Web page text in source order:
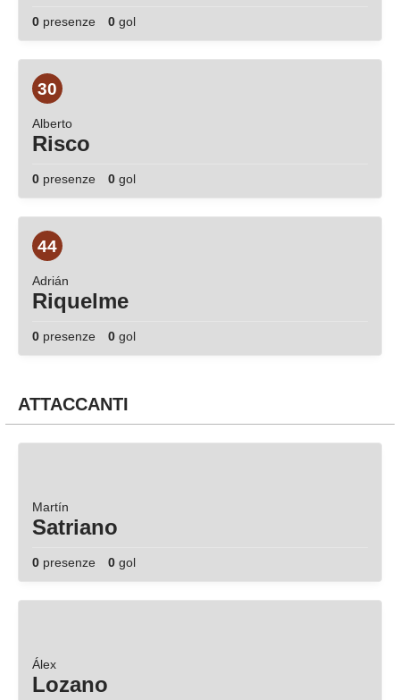
0 presenze 0 gol
30
Alberto
Risco
0 presenze 0 gol
44
Adrián
Riquelme
0 presenze 0 gol
ATTACCANTI
Martín
Satriano
0 presenze 0 gol
Álex
Lozano